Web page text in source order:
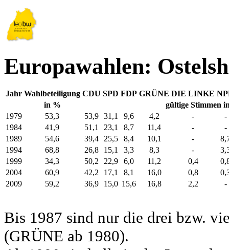
Europawahlen:
Jahr Wahlbeteiligung CDU SPD FDP GRÜNE DIE LINKE
in %
gültige Stimmen
1979
53,3 53,9 31,1 9,6 4,2 -
-
1984
41,9 51,1 23,1 8,7 11,4 -
-
1989
54,6 39,4 25,5 8,4 10,1 -
1994
68,8 26,8 15,1 3,3 8,3 -
1999
34,3 50,2 22,9 6,0 11,2 0,4
2004
60,9 42,2 17,1 8,1 16,0 0,8
2009
59,2 36,9 15,0 15,6 16,8 2,2 -
Bis 1987 sind nur die drei bzw.
(GRÜNE ab 1980).